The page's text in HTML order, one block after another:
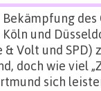
des
und
Volt und SPD)
doch wie viel
sich